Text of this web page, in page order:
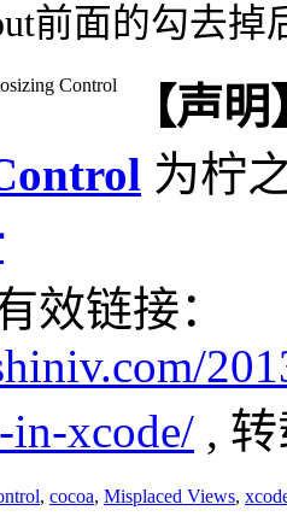
前面的勾去掉
【声明
为柠
效链接：
xcode/ ,
, cocoa, Misplaced Views,